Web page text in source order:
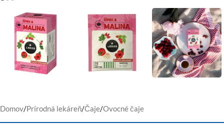
Domov/Prírodná lekáreň/Čaje/Ovocné čaje